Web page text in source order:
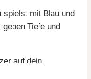
spielst mit Blau und
Tiefe und
auf dein